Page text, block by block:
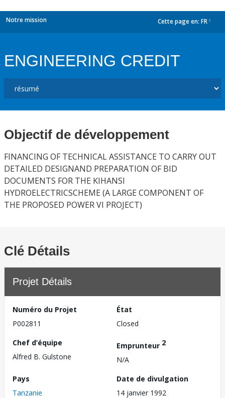
Notre mission Cette page en: FR
ENGINEERING CREDIT
Objectif de développement
FINANCING OF TECHNICAL ASSISTANCE TO CARRY OUT
DETAILED DESIGNAND PREPARATION OF BID
DOCUMENTS FOR THE KIHANSI
HYDROELECTRICSCHEME (A LARGE COMPONENT OF
THE PROPOSED POWER VI PROJECT)
Clé Détails
Projet Détails
Numéro du Projet
P002811
État
Closed
Chef d’équipe
Alfred B. Gulstone
Emprunteur 2
N/A
Pays
Tanzanie
Date de divulgation
14 janvier 1992